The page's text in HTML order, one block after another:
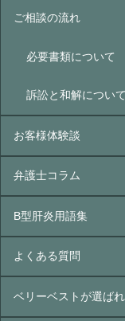
ご相談の流れ
必要書類について
訴訟と和解について
お客様体験談
弁護士コラム
B型肝炎⽤語集
よくある質問
ベリーベストが選ば